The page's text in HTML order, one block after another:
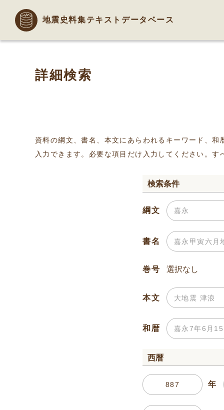
地震史料集テキストデータベース
詳細検索
資料の綱文、書名、本文にあらわれるキーワード、
入力できます。必要な項目だけ入力してください。
検索条件
綱文
書名
巻号
本文
和暦
西暦
年